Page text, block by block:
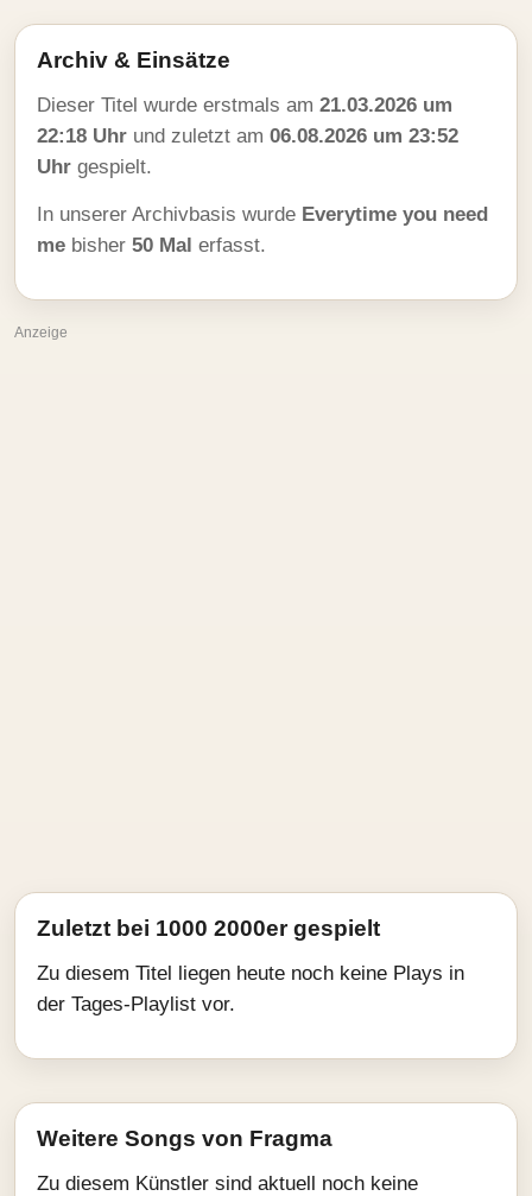
Archiv & Einsätze
Dieser Titel wurde erstmals am 21.03.2026 um
22:18 Uhr und zuletzt am 06.08.2026 um 23:52
Uhr gespielt.
In unserer Archivbasis wurde Everytime you need
me bisher 50 Mal erfasst.
Anzeige
Zuletzt bei 1000 2000er gespielt
Zu diesem Titel liegen heute noch keine Plays in
der Tages-Playlist vor.
Weitere Songs von Fragma
Zu diesem Künstler sind aktuell noch keine